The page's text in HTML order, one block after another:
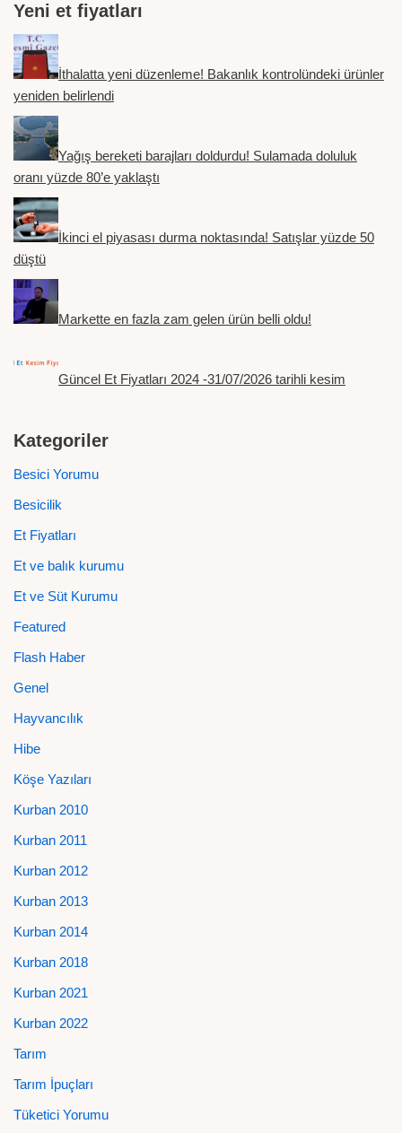
Yeni et fiyatları
İthalatta yeni düzenleme! Bakanlık kontrolündeki ürünler
yeniden belirlendi
Yağış bereketi barajları doldurdu! Sulamada doluluk
oranı yüzde 80’e yaklaştı
İkinci el piyasası durma noktasında! Satışlar yüzde 50
düştü
Markette en fazla zam gelen ürün belli oldu!
Güncel Et Fiyatları 2024 -31/07/2026 tarihli kesim
Kategoriler
Besici Yorumu
Besicilik
Et Fiyatları
Et ve balık kurumu
Et ve Süt Kurumu
Featured
Flash Haber
Genel
Hayvancılık
Hibe
Köşe Yazıları
Kurban 2010
Kurban 2011
Kurban 2012
Kurban 2013
Kurban 2014
Kurban 2018
Kurban 2021
Kurban 2022
Tarım
Tarım İpuçları
Tüketici Yorumu